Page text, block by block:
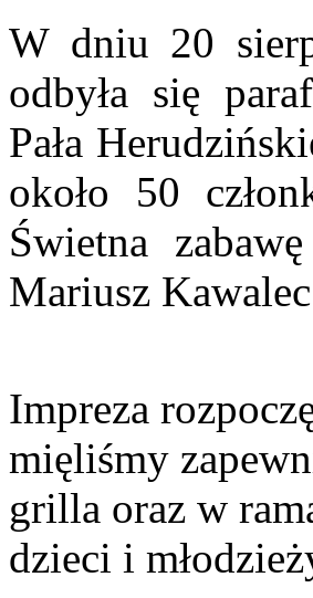
W dniu 20
odbyła się
Pała
około 50
Świetna
Mariusz
Impreza
mięliśmy
grilla oraz w
dzieci i